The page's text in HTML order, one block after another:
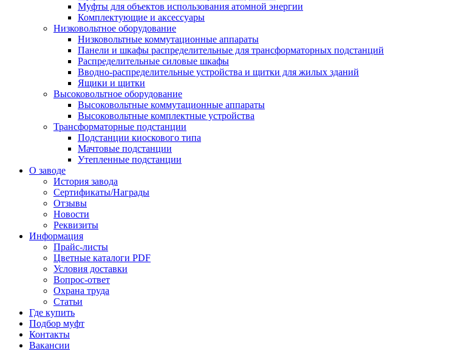
Муфты для объектов использования атомной энергии
Комплектующие и аксессуары
Низковольтное оборудование
Низковольтные коммутационные аппараты
Панели и шкафы распределительные для трансформаторных подстанций
Распределительные силовые шкафы
Вводно-распределительные устройства и щитки для жилых зданий
Ящики и щитки
Высоковольтное оборудование
Высоковольтные коммутационные аппараты
Высоковольтные комплектные устройства
Трансформаторные подстанции
Подстанции киоскового типа
Мачтовые подстанции
Утепленные подстанции
О заводе
История завода
Сертификаты/Награды
Отзывы
Новости
Реквизиты
Информация
Прайс-листы
Цветные каталоги PDF
Условия доставки
Вопрос-ответ
Охрана труда
Статьи
Где купить
Подбор муфт
Контакты
Вакансии